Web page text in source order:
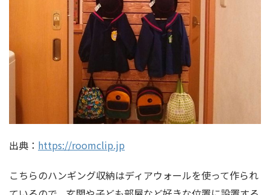
出典： https://roomclip.jp
こちらのハンギング収納はディアウォールを使って作られ